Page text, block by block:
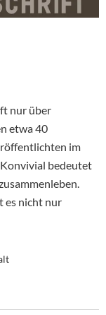
nur über
etwa 40
im
bedeutet
es nicht nur